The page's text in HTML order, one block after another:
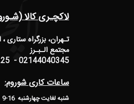
لاکچـری کالا
تـهران، بزرگراه ستاری
مجتمع الـبـرز
02144040345 - 02144040225
ساعات کاری شوروم:
شنبه لغایت چهارشنبه 16-9 *